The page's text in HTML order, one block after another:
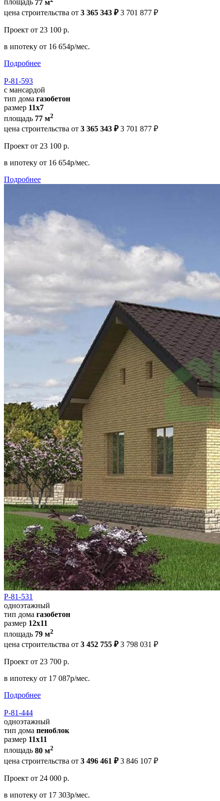
площадь 77 м
цена строительства от 3 365 343 ₽ 3 701 877 ₽
Проект от 23 100 р.
в ипотеку от 16 654р/мес.
Подробнее
Р-81-593
с мансардой
тип дома газобетон
размер 11х7
площадь 77 м2
цена строительства от 3 365 343 ₽ 3 701 877 ₽
Проект от 23 100 р.
в ипотеку от 16 654р/мес.
Подробнее
Р-81-531
одноэтажный
тип дома газобетон
размер 12х11
площадь 79 м2
цена строительства от 3 452 755 ₽ 3 798 031 ₽
Проект от 23 700 р.
в ипотеку от 17 087р/мес.
Подробнее
Р-81-444
одноэтажный
тип дома пеноблок
размер 11х11
площадь 80 м2
цена строительства от 3 496 461 ₽ 3 846 107 ₽
Проект от 24 000 р.
в ипотеку от 17 303р/мес.